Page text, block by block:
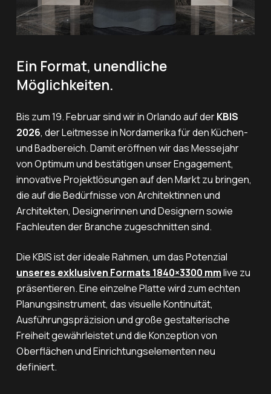
Ein Format, unendliche
Möglichkeiten.
Bis zum 19. Februar sind wir in Orlando auf derKBIS
2026, der Leitmesse in Nordamerika für den Küchen-
und Badbereich. Damit eröffnen wir das Messejahr
von Optimum und bestätigen unser Engagement,
innovative Projektlösungen auf den Markt zu bringen,
die auf die Bedürfnisse von Architektinnen und
Architekten, Designerinnen und Designern sowie
Fachleuten der Branche zugeschnitten sind.
Die KBIS ist der ideale Rahmen, um das Potenzial
unseres exklusiven Formats 1840×3300 mmlive zu
präsentieren. Eine einzelne Platte wird zum echten
Planungsinstrument, das visuelle Kontinuität,
Ausführungspräzision und große gestalterische
Freiheit gewährleistet und die Konzeption von
Oberflächen und Einrichtungselementen neu
definiert.